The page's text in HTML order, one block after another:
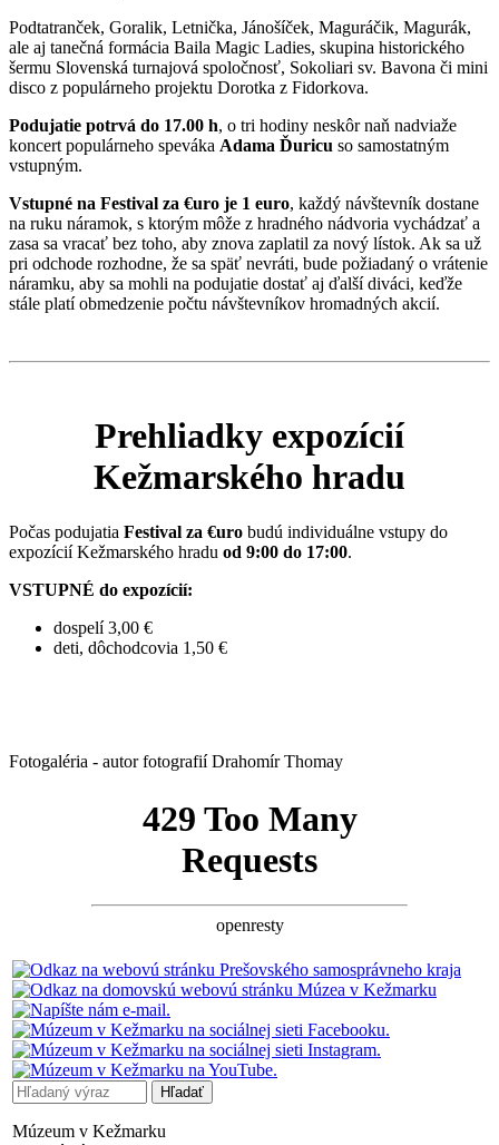
Podtatranček, Goralik, Letnička, Jánošíček, Maguráčik, Magurák,
ale aj tanečná formácia Baila Magic Ladies, skupina historického
šermu Slovenská turnajová spoločnosť, Sokoliari sv. Bavona či mini
disco z populárneho projektu Dorotka z Fidorkova.
Podujatie potrvá do 17.00 h, o tri hodiny neskôr naň nadviaže
koncert populárneho speváka Adama Ďuricu so samostatným
vstupným.
Vstupné na Festival za €uro je 1 euro, každý návštevník dostane
na ruku náramok, s ktorým môže z hradného nádvoria vychádzať a
zasa sa vracať bez toho, aby znova zaplatil za nový lístok. Ak sa už
pri odchode rozhodne, že sa späť nevráti, bude požiadaný o vrátenie
náramku, aby sa mohli na podujatie dostať aj ďalší diváci, keďže
stále platí obmedzenie počtu návštevníkov hromadných akcií.
Prehliadky expozícií
Kežmarského hradu
Počas podujatia Festival za €uro budú individuálne vstupy do
expozícií Kežmarského hradu od 9:00 do 17:00.
VSTUPNÉ do expozícií:
dospelí 3,00 €
deti, dôchodcovia 1,50 €
Fotogaléria - autor fotografií Drahomír Thomay
Múzeum v Kežmarku